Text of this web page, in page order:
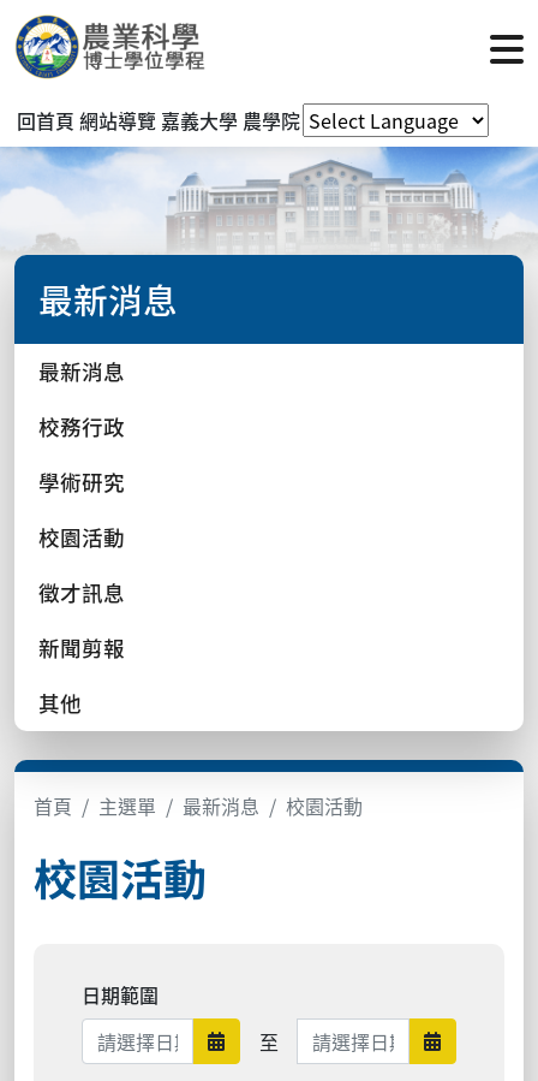
回首頁 網站導覽 嘉義大學 農學院
最新消息
最新消息
校務行政
學術研究
校園活動
徵才訊息
新聞剪報
其他
首頁 主選單 最新消息 校園活動
校園活動
日期範圍
日期範圍開始
至 日期範圍結束 日期範圍